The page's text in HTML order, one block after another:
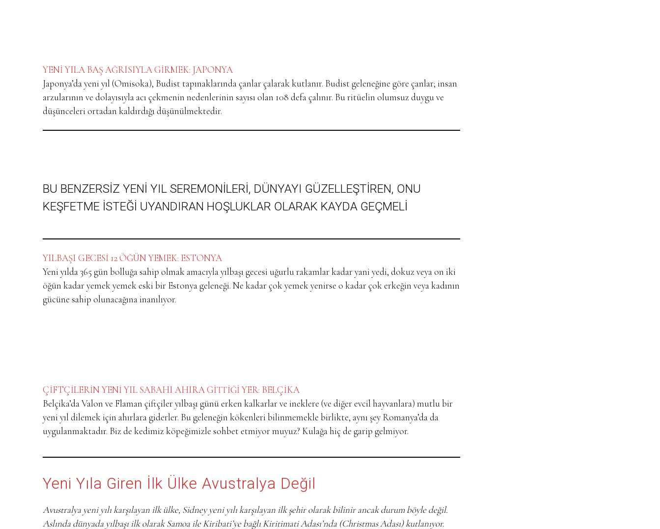
YENİ YILA BAŞ AĞRISIYLA GİRMEK: JAPONYA
Japonya’da yeni yıl (Omisoka), Budist tapınaklarında çanlar çalarak kutlanır. Budist geleneğine göre çanlar; insan
arzularının ve dolayısıyla acı çekmenin nedenlerinin sayısı olan 108 defa çalınır. Bu ritüelin olumsuz duygu ve
düşünceleri ortadan kaldırdığı düşünülmektedir.
BU BENZERSİZ YENİ YIL SEREMONİLERİ, DÜNYAYI GÜZELLEŞTİREN, ONU
KEŞFETME İSTEĞİ UYANDIRAN HOŞLUKLAR OLARAK KAYDA GEÇMELİ
YILBAŞI GECESİ 12 ÖĞÜN YEMEK: ESTONYA
Yeni yılda 365 gün bolluğa sahip olmak amacıyla yılbaşı gecesi uğurlu rakamlar kadar yani yedi, dokuz veya on iki
öğün kadar yemek yemek eski bir Estonya geleneği. Ne kadar çok yemek yenirse o kadar çok erkeğin veya kadının
gücüne sahip olunacağına inanılıyor.
ÇİFTÇİLERİN YENİ YIL SABAHI AHIRA GİTTİĞİ YER: BELÇİKA
Belçika’da Valon ve Flaman çiftçiler yılbaşı günü erken kalkarlar ve ineklere (ve diğer evcil hayvanlara) mutlu bir
yeni yıl dilemek için ahırlara giderler. Bu geleneğin kökenleri bilinmemekle birlikte, aynı şey Romanya’da da
uygulanmaktadır. Biz de kedimiz köpeğimizle sohbet etmiyor muyuz? Kulağa hiç de garip gelmiyor.
Yeni Yıla Giren İlk Ülke Avustralya Değil
Avustralya yeni yılı karşılayan ilk ülke, Sidney yeni yılı karşılayan ilk şehir olarak bilinir ancak durum böyle değil.
Aslında dünyada yılbaşı ilk olarak Samoa ile Kiribati’ye bağlı Kiritimati Adası’nda (Christmas Adası) kutlanıyor.